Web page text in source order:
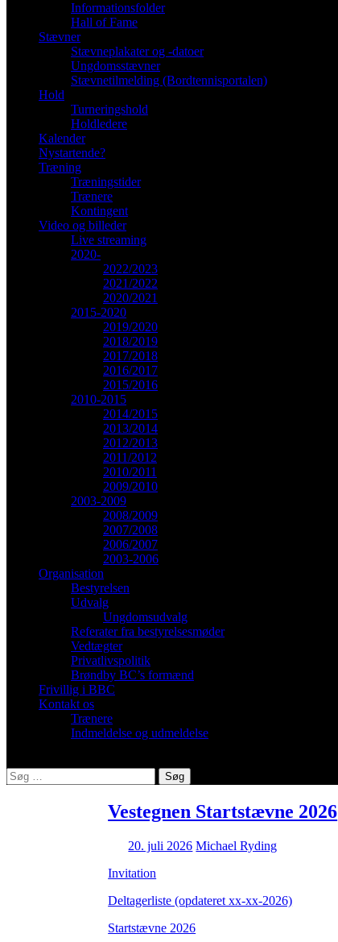
Informationsfolder
Hall of Fame
Stævner
Stævneplakater og -datoer
Ungdomsstævner
Stævnetilmelding (Bordtennisportalen)
Hold
Turneringshold
Holdledere
Kalender
Nystartende?
Træning
Træningstider
Trænere
Kontingent
Video og billeder
Live streaming
2020-
2022/2023
2021/2022
2020/2021
2015-2020
2019/2020
2018/2019
2017/2018
2016/2017
2015/2016
2010-2015
2014/2015
2013/2014
2012/2013
2011/2012
2010/2011
2009/2010
2003-2009
2008/2009
2007/2008
2006/2007
2003-2006
Organisation
Bestyrelsen
Udvalg
Ungdomsudvalg
Referater fra bestyrelsesmøder
Vedtægter
Privatlivspolitik
Brøndby BC’s formænd
Frivillig i BBC
Kontakt os
Trænere
Indmeldelse og udmeldelse
Søg
efter:
Vestegnen Startstævne 2026
20. juli 2026 Michael Ryding
Invitation
Deltagerliste (opdateret xx-xx-2026)
Startstævne 2026